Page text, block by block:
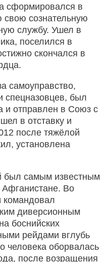
сформировался в
свою сознательную
службу. Ушел в
поселился в
скончался в
самоуправство,
спецназовцев, был
и отправлен в Союз с
в отставку и
после тяжёлой
установлена
был самым известным
Во
диверсионным
боснийских
рейдами вглубь
человека оборвалась
после возращения